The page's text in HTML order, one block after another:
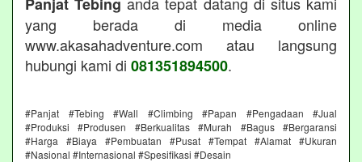
yang berada di media online
www.akasahadventure.com atau langsung
hubungi kami di 081351894500.
#Panjat #Tebing #Wall #Climbing #Papan #Pengadaan #Jual
#Produksi #Produsen #Berkualitas #Murah #Bagus #Bergaransi
#Harga #Biaya #Pembuatan #Pusat #Tempat #Alamat #Ukuran
#Nasional #Internasional #Spesifikasi #Desain